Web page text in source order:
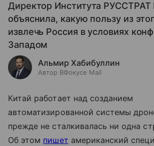
Директор Института РУССТРАТ
объяснила, какую пользу из
извлечь Россия в условиях
Западом
Альмир Хабибуллин
Автор ВФокусе Mail
Китай работает над созданием
автоматизированной системы
прежде не сталкивалась ни одна
Об этом пишет американский